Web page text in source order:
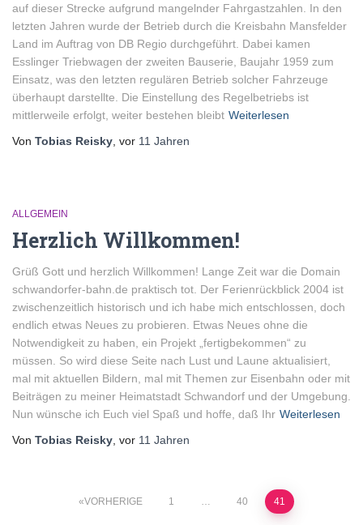
auf dieser Strecke aufgrund mangelnder Fahrgastzahlen. In den
letzten Jahren wurde der Betrieb durch die Kreisbahn Mansfelder
Land im Auftrag von DB Regio durchgeführt. Dabei kamen
Esslinger Triebwagen der zweiten Bauserie, Baujahr 1959 zum
Einsatz, was den letzten regulären Betrieb solcher Fahrzeuge
überhaupt darstellte. Die Einstellung des Regelbetriebs ist
mittlerweile erfolgt, weiter bestehen bleibt Weiterlesen
Von Tobias Reisky , vor 11 Jahren
ALLGEMEIN
Herzlich Willkommen!
Grüß Gott und herzlich Willkommen! Lange Zeit war die Domain
schwandorfer-bahn.de praktisch tot. Der Ferienrückblick 2004 ist
zwischenzeitlich historisch und ich habe mich entschlossen, doch
endlich etwas Neues zu probieren. Etwas Neues ohne die
Notwendigkeit zu haben, ein Projekt „fertigbekommen“ zu
müssen. So wird diese Seite nach Lust und Laune aktualisiert,
mal mit aktuellen Bildern, mal mit Themen zur Eisenbahn oder mit
Beiträgen zu meiner Heimatstadt Schwandorf und der Umgebung.
Nun wünsche ich Euch viel Spaß und hoffe, daß Ihr Weiterlesen
Von Tobias Reisky , vor 11 Jahren
Seitennummerierung
VORHERIGE 1 … 40 41